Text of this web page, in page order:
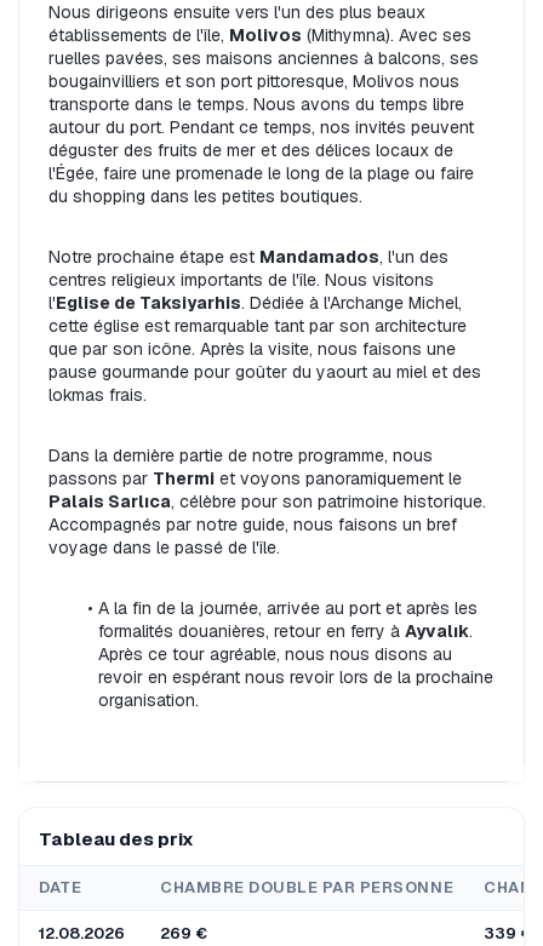
Nous dirigeons ensuite vers l'un des plus beaux
établissements de l'île, Molivos (Mithymna). Avec ses
ruelles pavées, ses maisons anciennes à balcons, ses
bougainvilliers et son port pittoresque, Molivos nous
transporte dans le temps. Nous avons du temps libre
autour du port. Pendant ce temps, nos invités peuvent
déguster des fruits de mer et des délices locaux de
l'Égée, faire une promenade le long de la plage ou faire
du shopping dans les petites boutiques.
Notre prochaine étape est Mandamados, l'un des
centres religieux importants de l'île. Nous visitons
l'Eglise de Taksiyarhis. Dédiée à l'Archange Michel,
cette église est remarquable tant par son architecture
que par son icône. Après la visite, nous faisons une
pause gourmande pour goûter du yaourt au miel et des
lokmas frais.
Dans la dernière partie de notre programme, nous
passons par Thermi
Palais Sarlıca, célèbre pour son patrimoine historique.
Accompagnés par notre guide, nous faisons un bref
voyage dans le passé de l'île.
A la fin de la journée, arrivée au port et après les
formalités douanières, retour en ferry à Ayvalık.
Après ce tour agréable, nous nous disons au
revoir en espérant nous revoir lors de la prochaine
organisation.
Tableau des prix
DATE CHAMBRE DOUBLE PAR PERSONNE
12.08.2026 269 € 339 €